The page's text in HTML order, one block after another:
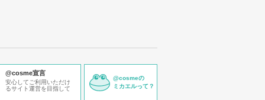
@cosme宣言
安心してご利用いただけ
るサイト運営を目指して
@cosmeの
ミカエルって？